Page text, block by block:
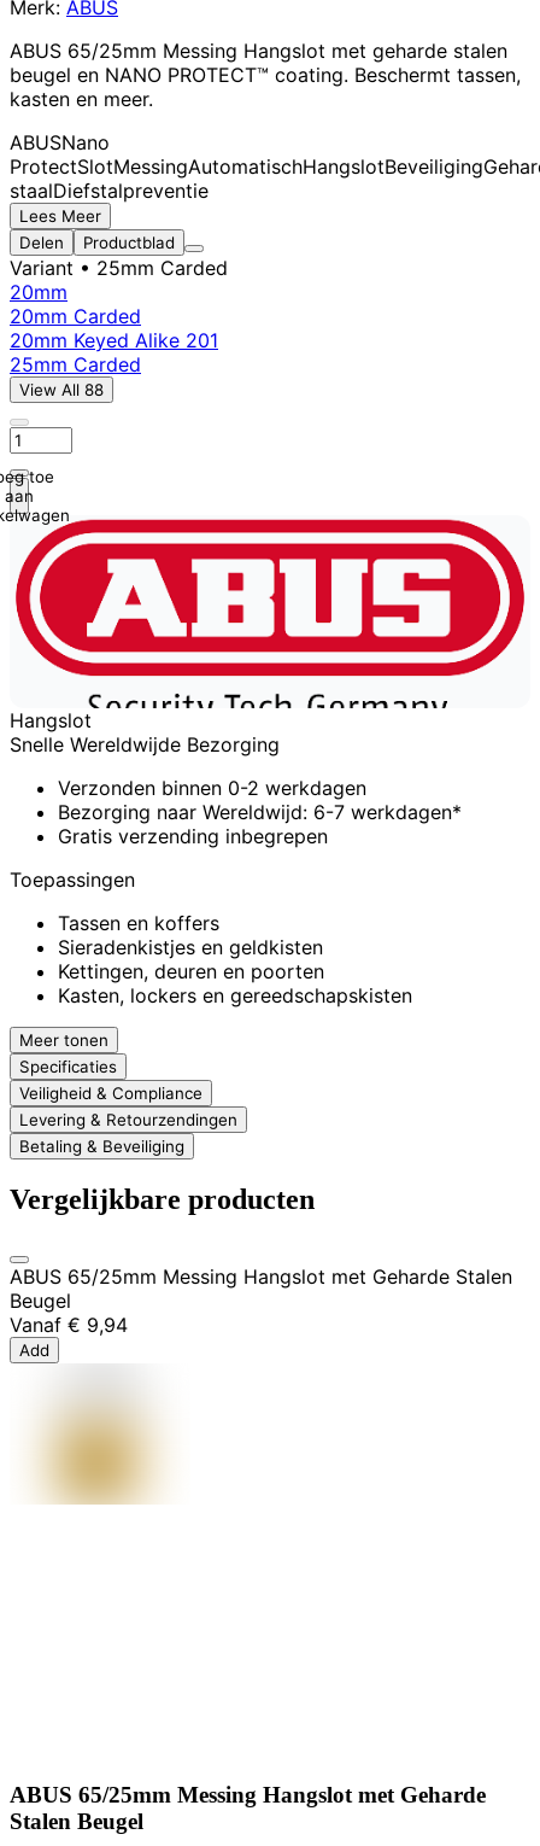
Merk: ABUS
ABUS 65/25mm Messing Hangslot met geharde stalen
beugel en NANO PROTECT™ coating. Beschermt tassen,
kasten en meer.
ABUSNano
ProtectSlotMessingAutomatischHangslotBeveiliging
staalDiefstalpreventie
Lees Meer
Delen
Productblad
Variant • 25mm Carded
20mm
20mm Carded
20mm Keyed Alike 201
25mm Carded
View All 88
toe
aan
Hangslot
Snelle Wereldwijde Bezorging
Verzonden binnen 0-2 werkdagen
Bezorging naar Wereldwijd: 6-7 werkdagen*
Gratis verzending inbegrepen
Toepassingen
Tassen en koffers
Sieradenkistjes en geldkisten
Kettingen, deuren en poorten
Kasten, lockers en gereedschapskisten
Meer tonen
Specificaties
Veiligheid & Compliance
Levering & Retourzendingen
Betaling & Beveiliging
Vergelijkbare producten
ABUS 65/25mm Messing Hangslot met Geharde Stalen
Beugel
Vanaf € 9,94
Add
ABUS 65/25mm Messing Hangslot met Geharde
Stalen Beugel